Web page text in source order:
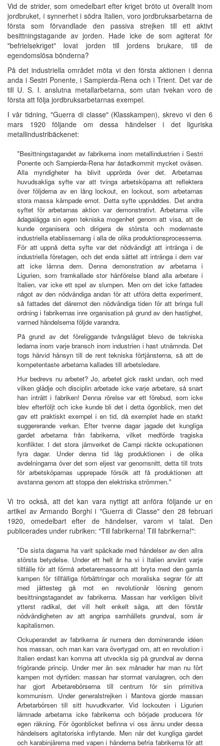
Vid de strider, som omedelbart efter kriget bröto ut överallt inom
jordbruket, i synnerhet i södra Italien, voro jordbruksarbetarna de
första som förvandlade den passiva strejken till ett aktivt
besittningstagande av jorden. Hade icke de som agiterat för
"befrielsekriget" lovat jorden till jordens brukare, till de
egendomslösa bönderna?
På det industriella området möta vi den första aktionen i denna
anda i Sestri Ponente, i Sampierda-Rena och i Trient. Det var de
till U. S. I. anslutna metallarbetarna, som utan tvekan voro de
första att följa jordbruksarbetarnas exempel.
I vår tidning, "Guerra di classe" (Klasskampen), skrevo vi den 6
mars 1920 följande om dessa händelser i det liguriska
metallindustribäckenet:
"Besittningstagandet av fabrikerna inom metallindustrien i Sestri
Ponente och Sampierda-Rena har åstadkommit mycket oväsen.
Alla myndigheter ha blivit upprörda över det. Arbetarnas
huvudsakliga syfte var att tvinga arbetsköparna att reflektera
över följderna av en lång lockout, en lockout, som arbetarnas
stora massa kämpade emot. Detta syfte uppnåddes. Det andra
syftet för arbetarnas aktion var demonstrativt. Arbetarna ville
ådagalägga sin egen tekniska mogenhet genom att visa, att de
kunde organisera och dirigera de största och modernaste
industriella etablissemang i alla de olika produktionsprocesserna.
För att uppnå detta syfte var det nödvändigt att intränga i de
industriella företagen, och det enda sättet att intränga i dem var
att icke lämna dem. Denna demonstration av arbetarna i
Ligurien, som framkallade stor hänförelse bland alla arbetare i
Italien, var icke ett spel av slumpen. Men om det icke fattades
något av den nödvändiga andan för att utföra detta experiment,
så fattades det däremot den nödvändiga tiden för att bringa full
ordning i fabrikernas inre organisation på grund av den hastighet,
varmed händelserna följde varandra.
På grund av det föreliggande tvångsläget blevo de tekniska
ledarna inom varje bransch inom industrien i hast utnämnda. Det
togs härvid hänsyn till de rent tekniska förtjänsterna, så att de
kompetentaste arbetarna kallades till arbetsledare.
Hur bedrevs nu arbetet? Jo, arbetet gick raskt undan, och med
vilken glädje och disciplin arbetade icke varje arbetare, så snart
han inträtt i fabriken! Denna rörelse var ett förebud, som icke
blev efterföljt och icke kunde bli det i detta ögonblick, men det
gav ett praktiskt exempel i en tid, då exemplet hade en starkt
suggererande verkan. Efter tvenne dagar jagade det kungliga
gardet arbetarna från fabrikerna, vilket medförde tragiska
konflikter. I det stora järnverket de Campi räckte ockupationen
fyra dagar. Under denna tid låg produktionen i de olika
avdelningarna över det som eljest var genomsnitt, detta till trots
för arbetsköparnas upprepade försök att få produktionen att
avstanna genom att stoppa den elektriska strömmen."
Vi tro också, att det kan vara nyttigt att anföra följande ur en
artikel av Armando Borghi i "Guerra di Classe" den 28 februari
1920, omedelbart efter de händelser, varom vi talat. Den
publicerades under rubriken: "Till fabrikerna! Till fabrikerna!":
"De sista dagarna ha varit späckade med händelser av den allra
största betydelse. Under ett helt år ha vi i Italien använt varje
tillfälle för att förmå arbetaremassorna att bryta med den gamla
kampen för tillfälliga förbättringar och moraliska segrar för att
med jättesteg gå mot en revolutionär lösning genom
besittningstagandet av fabrikerna. Massan har verkligen blivit
ytterst radikal, det vill helt enkelt säga, att den förstår
nödvändigheten av att angripa samhällets grundval, som är
kapitalismen.
Ockuperandet av fabrikerna är numera den dominerande idéen
hos massan, och man kan vara övertygad om, att en revolution i
Italien endast kan komma att utveckla sig på grundval av denna
frigörande princip. Under mer än sex månader har man nu fört
kampen mot dyrtiden: massan har stormat varulagren, och den
har gjort Arbetarebörserna till centrum för sin primitiva
kommunism. Under generalstrejken i Mantova gjorde massan
Arbetarbörsen till sitt huvudkvarter. Vid lockouten i Ligurien
lämnade arbetarna icke fabrikerna och började producera för
egen räkning. För ögonblicket befinna vi oss ännu under dessa
händelsers agitatoriska inflytande. Men när det kungliga gardet
och karabinjärerna med vapen i händerna befria fabrikerna för att